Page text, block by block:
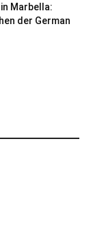
Marbella:
der German